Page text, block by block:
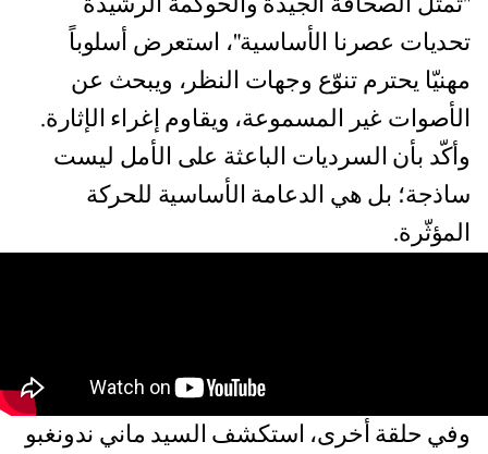
تحديات عصرنا الأساسية"، استعرض أسلوباً
مهنيّا يحترم تنوّع وجهات النظر، ويبحث عن
الأصوات غير المسموعة، ويقاوم إغراء الإثارة.
وأكّد بأن السرديات الباعثة على الأمل ليست
ساذجة؛ بل هي الدعامة الأساسية للحركة
المؤثّرة.
وفي حلقة أخرى، استكشف السيد ماني ندونغبو